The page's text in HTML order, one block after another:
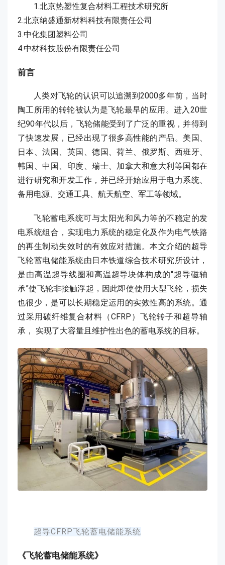
1.北京热塑性复合材料工程技术研究所
2.北京纳盛通新材料科技有限责任公司
3.中化集团塑料公司
4.中材科技股份有限责任公司
前言
人类对飞轮的认识可以追溯到2000多年前，当时
陶工所用的转轮被认为是飞轮最早的应用。进入20世
纪90年代以后，飞轮储能受到了广泛的重视，并得到
了快速发展，已经出现了很多高性能的产品。美国、
日本、法国、英国、德国、荷兰、俄罗斯、西班牙、
韩国、中国、印度、瑞士、加拿大和意大利等国都在
进行研究和开发工作，并已经开始应用于电力系统、
备用电源、交通工具、航天航空、军工等领域。
飞轮蓄电系统可与太阳光和风力等的不稳定的发
电系统组合，实现电力系统的稳定化及作为电气铁路
的再生制动失效时的有效应对措施。本文介绍的超导
飞轮蓄电储能系统由日本铁道综合技术研究所设计，
是由高温超导线圈和高温超导块体构成的“超导磁轴
承”使飞轮非接触浮起，因此即使使用大型飞轮，损失
也很少，是可以长期稳定运用的实效性高的系统。通
过采用碳纤维复合材料（CFRP）飞轮转子和超导轴
承， 实现了大容量且维护性出色的蓄电系统的目标。
超导CFRP飞轮蓄电储能系统
《飞轮蓄电储能系统》